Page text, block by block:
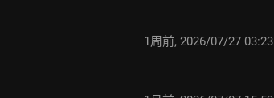
1周前, 2026/07/27 03:23